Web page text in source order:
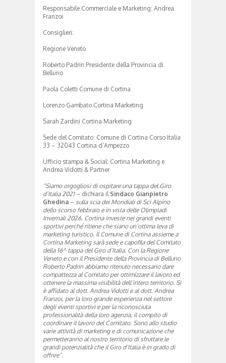
Responsabile Commerciale e Marketing: Andrea
Franzoi
Consiglieri:
Regione Veneto
Roberto Padrin Presidente della Provincia di
Belluno
Paola Coletti Comune di Cortina
Lorenzo Gambato Cortina Marketing
Sarah Zardini Cortina Marketing
Sede del Comitato: Comune di Cortina Corso Italia
33 – 32043 Cortina d’Ampezzo
Ufficio stampa & Social: Cortina Marketing e
Andrea Vidotti & Partner
“Siamo orgogliosi di ospitare una tappa del Giro
d’Italia 2021– dichiara il Sindaco Gianpietro
Ghedina – sulla scia dei Mondiali di Sci Alpino
dello scorso febbraio e in vista delle Olimpiadi
Invernali 2026. Cortina investe nei grandi eventi
sportivi perché ritiene che siano un’ottima leva di
marketing turistico. Il Comune di Cortina assieme a
Cortina Marketing sarà sede e capofila del Comitato
della 16^ tappa del Giro d’Italia. Con la Regione
Veneto e con il Presidente della Provincia di Belluno
Roberto Padrin abbiamo ritenuto necessario dare
compattezza al Comitato per ottimizzare il lavoro ed
ottenere la massima visibilità dell’intero territorio. Si
è affidato al dott. Andrea Vidotti e al dott. Andrea
Franzoi, per la loro grande esperienza nel settore
degli eventi sportivi e per la riconosciuta
professionalità della loro agenzia, il compito di
coordinare il lavoro del Comitato. Sono allo studio
varie attività di marketing e di comunicazione che
permetteranno al nostro territorio di sfruttare le
grandi potenzialità che il Giro d’Italia è in grado di
offrire”.